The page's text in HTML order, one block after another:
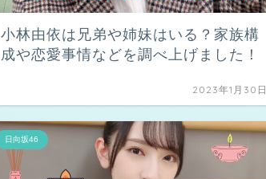
小林由依は兄弟や姉妹はいる？家族構
成や恋愛事情などを調べ上げました！
2023年1月30日
日向坂46